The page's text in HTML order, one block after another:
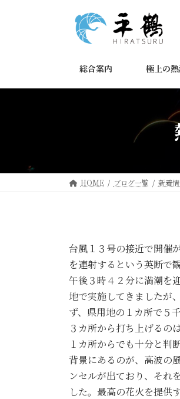
ス
ン
総合案内 極上の
HOME ブログ一覧 新着
台風１３号の接近で開催
を連射するという英断で
午後３時４２分に満潮を
地で実施してきましたが
ず、県用地の１カ所で５
３カ所から打ち上げるの
１カ所からでも十分と判
背景にあるのが、高波の
ンセルが出ており、それ
した。最高の花火を提供